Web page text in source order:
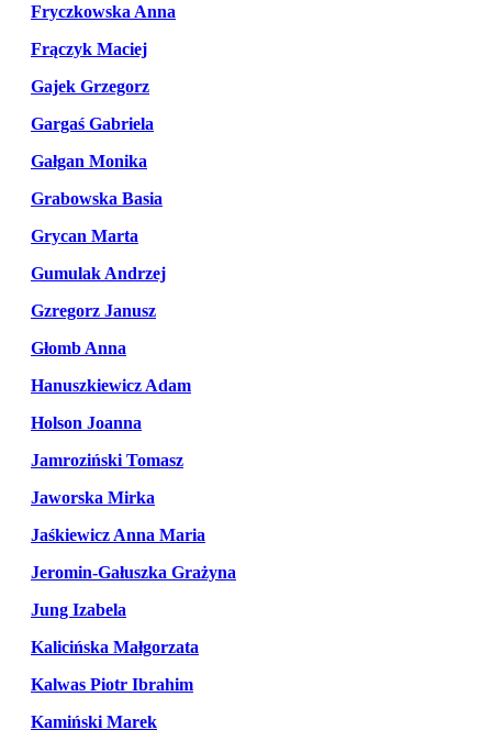
Fryczkowska Anna
Frączyk Maciej
Gajek Grzegorz
Gargaś Gabriela
Gałgan Monika
Grabowska Basia
Grycan Marta
Gumulak Andrzej
Gzregorz Janusz
Głomb Anna
Hanuszkiewicz Adam
Holson Joanna
Jamroziński Tomasz
Jaworska Mirka
Jaśkiewicz Anna Maria
Jeromin-Gałuszka Grażyna
Jung Izabela
Kalicińska Małgorzata
Kalwas Piotr Ibrahim
Kamiński Marek